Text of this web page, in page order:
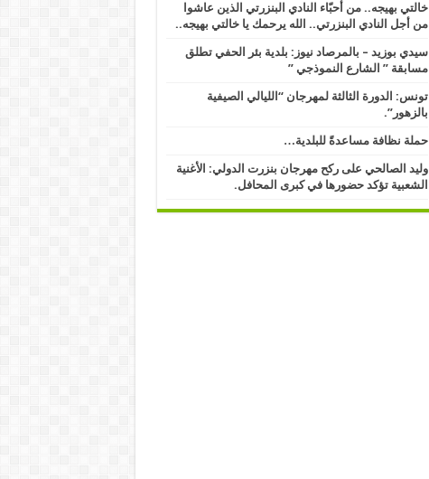
خالتي بهيجه.. من أحبّاء النادي البنزرتي الذين عاشوا
من أجل النادي البنزرتي.. الله يرحمك يا خالتي بهيجه..
سيدي بوزيد – بالمرصاد نيوز: بلدية بئر الحفي تطلق
مسابقة ” الشارع النموذجي ” ​
تونس: الدورة الثالثة لمهرجان “الليالي الصيفية
بالزهور”.
حملة نظافة مساعدةً للبلدية…
وليد الصالحي على ركح مهرجان بنزرت الدولي: الأغنية
الشعبية تؤكد حضورها في كبرى المحافل.